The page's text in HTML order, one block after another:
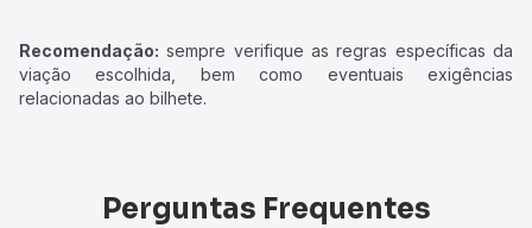
Recomendação: sempre verifique as regras específicas da
viação escolhida, bem como eventuais exigências
relacionadas ao bilhete.
Perguntas Frequentes